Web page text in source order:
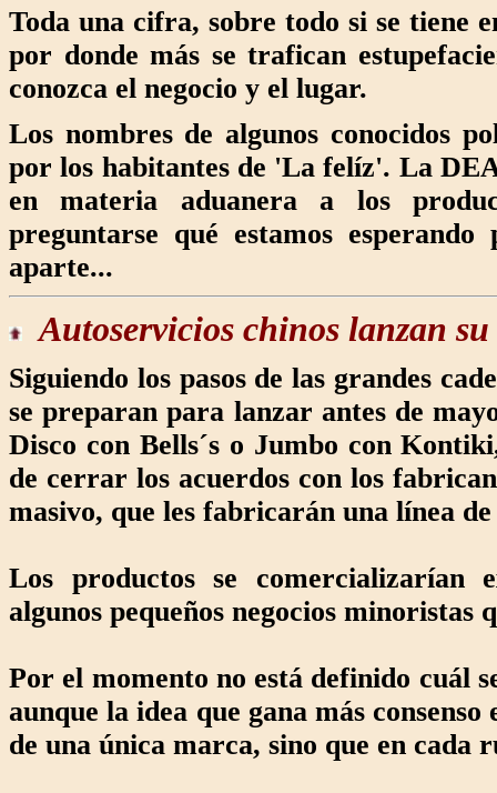
Toda una cifra, sobre todo si se tiene
por donde más se trafican
conozca el negocio y el lugar.
Los nombres de algunos conocidos
por los habitantes de 'La felíz'. La
en materia aduanera a los
preguntarse qué estamos
aparte...
Autoservicios chinos lanzan
Siguiendo los pasos de las grandes
se preparan para lanzar antes de
Disco con Bells´s o Jumbo con
de cerrar los acuerdos con los
masivo, que les fabricarán una línea
Los productos se comercializarían
algunos pequeños negocios
Por el momento no está definido cuál
aunque la idea que gana más
de una única marca, sino que en